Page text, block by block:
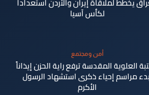
لكأس آسيا
أمن ومجتمع
العلوية المقدسة ترفع راية الحزن إيذاناً
مراسم إحياء ذكرى استشهاد الرسول
الأكرم